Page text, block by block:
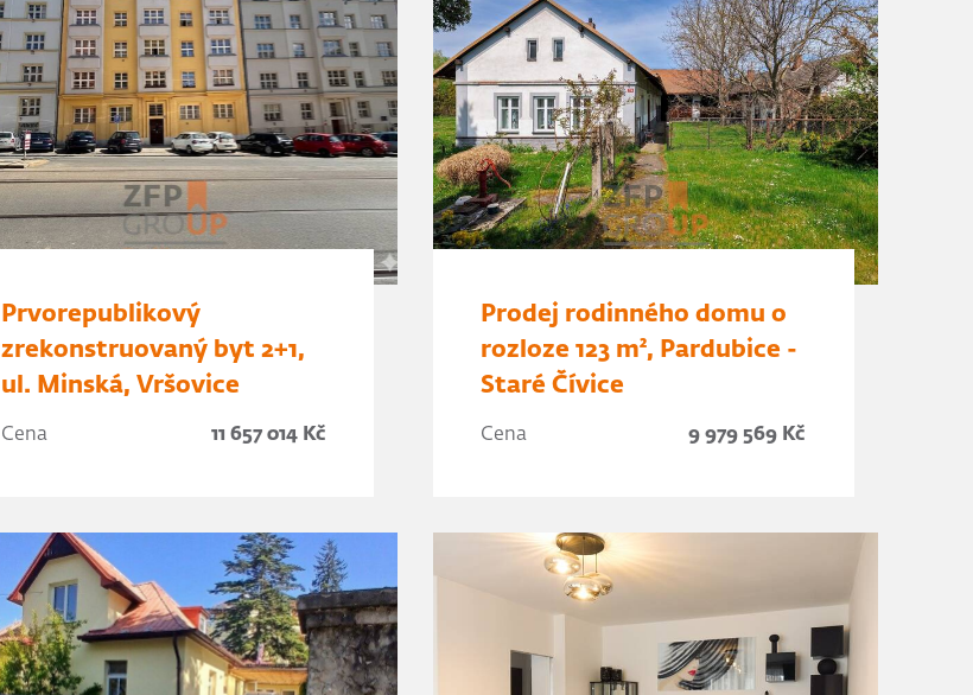
Prvorepublikový
zrekonstruovaný byt 2+1,
ul. Minská, Vršovice
Cena 11 657 014 Kč
Prodej rodinného domu o
rozloze 123 m², Pardubice -
Staré Čívice
Cena 9 979 569 Kč